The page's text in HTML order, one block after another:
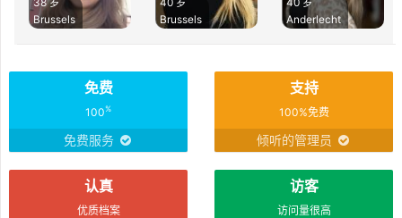
Brussels
Brussels
Anderlecht
免费
100%
免费服务
支持
100%免费
倾听的管理员
认真
优质档案
访客
访问量很高